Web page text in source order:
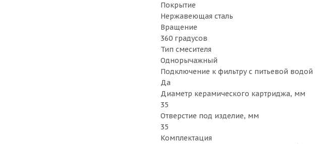
Покрытие
Нержавеющая сталь
Вращение
360 градусов
Тип смесителя
Однорычажный
Подключение к фильтру с питьевой водой
Да
Диаметр керамического картриджа, мм
35
Отверстие под изделие, мм
35
Комплектация